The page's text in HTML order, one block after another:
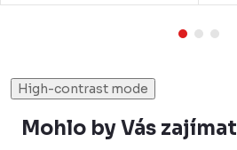
High-contrast mode
Mohlo by Vás zajímat